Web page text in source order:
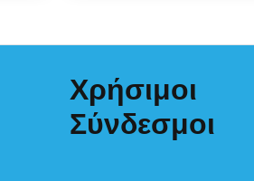
Χρήσιμοι
Σύνδεσμοι